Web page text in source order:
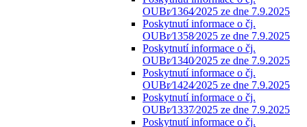
OUBr⁄1364⁄2025 ze dne 7.9.2025
Poskytnutí informace o čj.
OUBr⁄1358⁄2025 ze dne 7.9.2025
Poskytnutí informace o čj.
OUBr⁄1340⁄2025 ze dne 7.9.2025
Poskytnutí informace o čj.
OUBr⁄1424⁄2025 ze dne 7.9.2025
Poskytnutí informace o čj.
OUBr⁄1337⁄2025 ze dne 7.9.2025
Poskytnutí informace o čj.